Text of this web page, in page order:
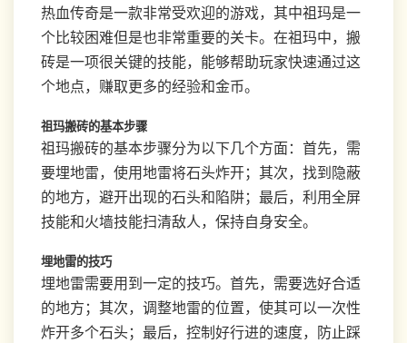
热血传奇是一款非常受欢迎的游戏，其中祖玛是一
个比较困难但是也非常重要的关卡。在祖玛中，搬
砖是一项很关键的技能，能够帮助玩家快速通过这
个地点，赚取更多的经验和金币。
祖玛搬砖的基本步骤
祖玛搬砖的基本步骤分为以下几个方面：首先，需
要埋地雷，使用地雷将石头炸开；其次，找到隐蔽
的地方，避开出现的石头和陷阱；最后，利用全屏
技能和火墙技能扫清敌人，保持自身安全。
埋地雷的技巧
埋地雷需要用到一定的技巧。首先，需要选好合适
的地方；其次，调整地雷的位置，使其可以一次性
炸开多个石头；最后，控制好行进的速度，防止踩